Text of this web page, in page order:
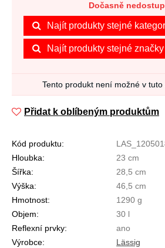
Dočasně
Najít produkty stejné
Najít produkty stejné značky
Tento produkt není možné v
Přidat k oblíbeným produktům
Kód produktu:
Hloubka:
23 cm
Šířka:
28,5 cm
Výška:
46,5 cm
Hmotnost:
1290 g
Objem:
30 l
Reflexní prvky:
ano
Výrobce:
Lässig